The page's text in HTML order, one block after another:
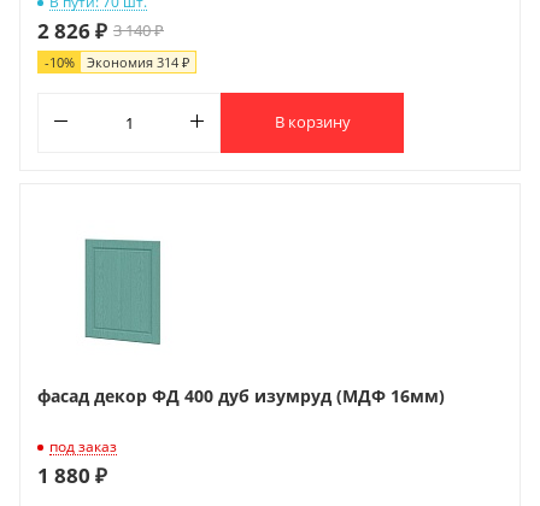
2 826 ₽ 3 140 ₽
-10% Экономия 314 ₽
В корзину
фасад декор ФД 400 дуб изумруд (МДФ 16мм)
под заказ
1 880 ₽